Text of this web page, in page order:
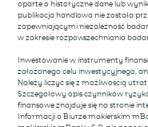
oparte o historyczne dane lub
publikacja handlowa nie została
zapewniającymi niezależność
w zakresie rozpowszechniania
Inwestowanie w instrumenty
założonego celu inwestycyjnego,
Należy liczyć się z możliwością
Szczegółowy opis czynników
finansowe znajduje się na stronie
Informacji o Biurze maklerskim